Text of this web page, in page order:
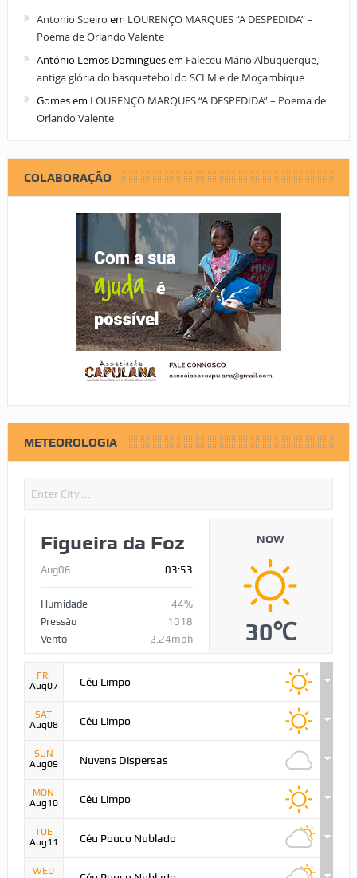
Antonio Soeiro em LOURENÇO MARQUES “A DESPEDIDA” –
Poema de Orlando Valente
António Lemos Dominguesem Faleceu Mário Albuquerque,
antiga glória do basquetebol do SCLM e de Moçambique
Gomesem LOURENÇO MARQUES “A DESPEDIDA” – Poema de
Orlando Valente
COLABORAÇÃO
METEOROLOGIA
Figueira da Foz
Aug06 03:53
Humidade
44%
Pressão
1018
Vento
2.24mph
NOW
30℃
FRI
Aug07
Céu Limpo
SAT
Aug08
Céu Limpo
SUN
Aug09
Nuvens Dispersas
MON
Aug10
Céu Limpo
TUE
Aug11
Céu Pouco Nublado
WED